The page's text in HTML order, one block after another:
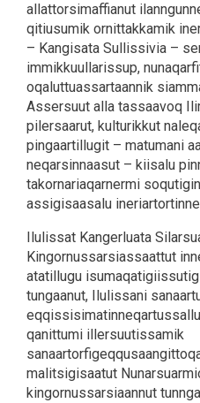
allattorsimaffianut
qitiusumik ornittakkamik
– Kangisata Sullissivia –
immikkuullarissup,
oqaluttuassartaannik
Assersuut alla tassaavoq
pilersaarut, kulturikkut
pingaartillugit – matumani
neqarsinnaasut – kiisalu
takornariaqarnermi
assigisaasalu
Ilulissat Kangerluata
Kingornussarsiassaattut
atatillugu
tungaanut, Ilulissani
qanittumi illersuutissamik
malitsigisaatut
kingornussarsiaannut